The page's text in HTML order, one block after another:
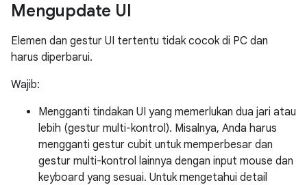
Mengupdate UI
Elemen dan gestur UI tertentu tidak cocok di PC dan
harus diperbarui.
Wajib:
Mengganti tindakan UI yang memerlukan dua jari atau
lebih (gestur multi-kontrol). Misalnya, Anda harus
mengganti gestur cubit untuk memperbesar dan
gestur multi-kontrol lainnya dengan input mouse dan
keyboard yang sesuai. Untuk mengetahui detail